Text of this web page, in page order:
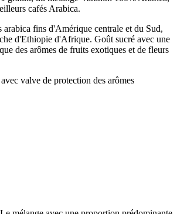
cafés Arabica.
arabica fins d'Amérique centrale et du Sud,
d'Ethiopie d'Afrique. Goût sucré avec une
des arômes de fruits exotiques et de fleurs
valve de protection des arômes